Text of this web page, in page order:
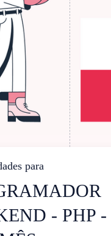
para
- PHP -